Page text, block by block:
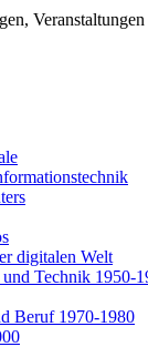
digitalen Welt
Technik 1950-
Beruf 1970-1980